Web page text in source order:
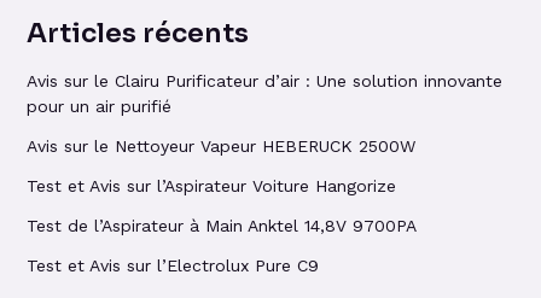
Articles récents
Avis sur le Clairu Purificateur d’air : Une solution innovante
pour un air purifié
Avis sur le Nettoyeur Vapeur HEBERUCK 2500W
Test et Avis sur l’Aspirateur Voiture Hangorize
Test de l’Aspirateur à Main Anktel 14,8V 9700PA
Test et Avis sur l’Electrolux Pure C9